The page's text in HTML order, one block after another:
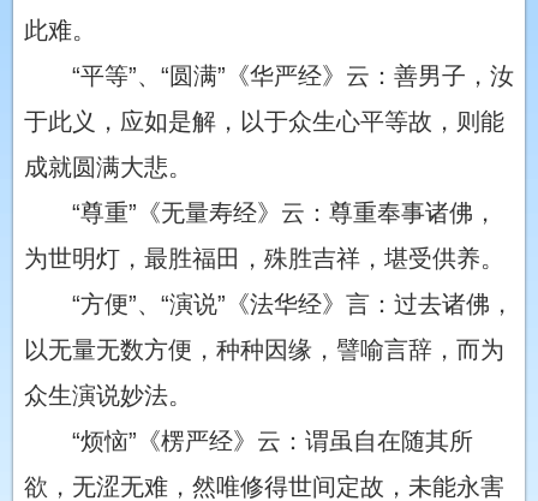
此难。
“平等”、“圆满”《华严经》云：善男子，汝
于此义，应如是解，以于众生心平等故，则能
成就圆满大悲。
“尊重”《无量寿经》云：尊重奉事诸佛，
为世明灯，最胜福田，殊胜吉祥，堪受供养。
“方便”、“演说”《法华经》言：过去诸佛，
以无量无数方便，种种因缘，譬喻言辞，而为
众生演说妙法。
“烦恼”《楞严经》云：谓虽自在随其所
欲，无涩无难，然唯修得世间定故，未能永害